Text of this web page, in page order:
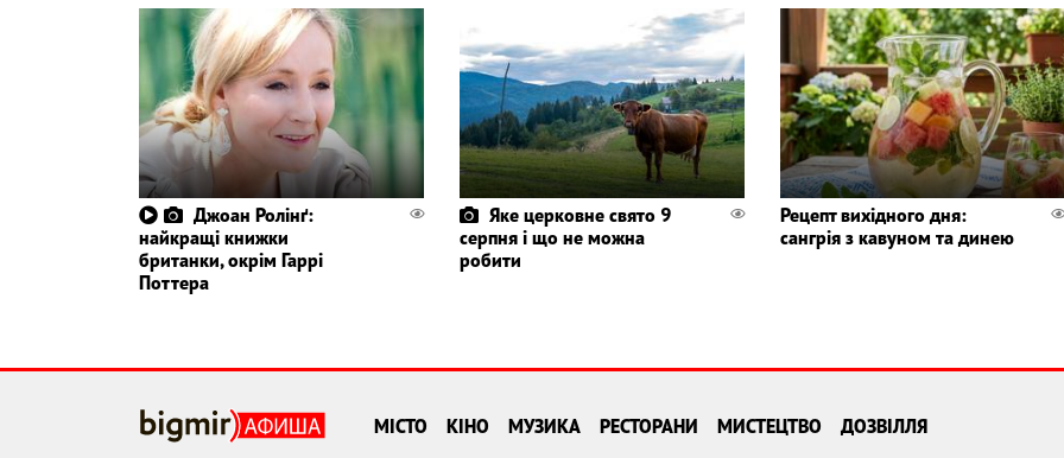
Джоан Ролінґ:
найкращі книжки
британки, окрім Гаррі
Поттера
Яке церковне свято 9
серпня і що не можна
робити
Рецепт вихідного дня:
сангрія з кавуном та динею
МІСТО КІНО МУЗИКА РЕСТОРАНИ МИСТЕЦТВО ДОЗВІЛЛЯ